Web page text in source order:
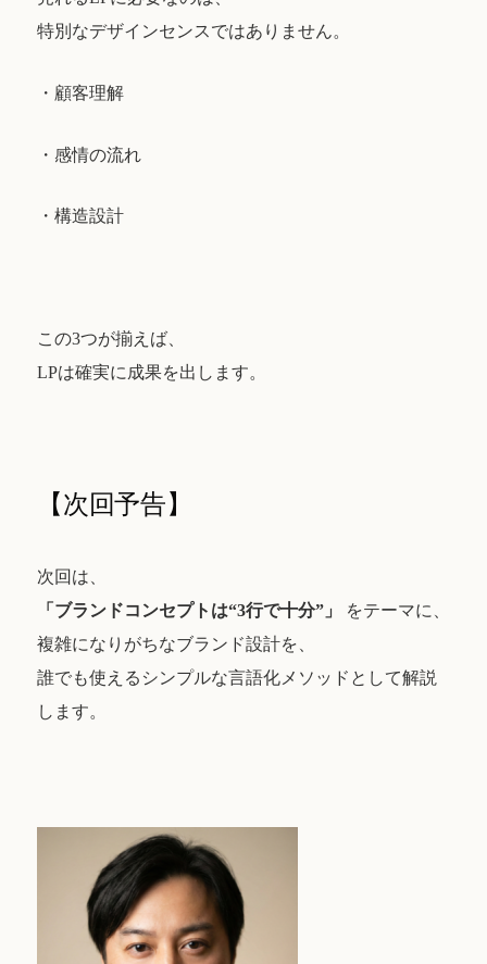
特別なデザインセンスではありません。
・顧客理解
・感情の流れ
・構造設計
この3つが揃えば、
LPは確実に成果を出します。
【次回予告】
次回は、
「ブランドコンセプトは“3行で十分”」
をテーマに、
複雑になりがちなブランド設計を、
誰でも使えるシンプルな言語化メソッドとして解説
します。